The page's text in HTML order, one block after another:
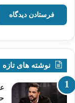
نوشته های تازه